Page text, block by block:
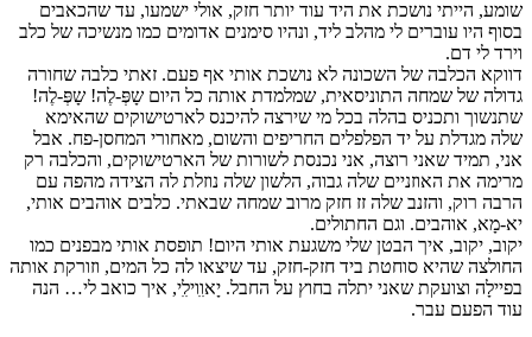
שומע, הייתי נושכת את היד עוד יותר חזק, אולי ישמעו, עד שהכאבים
בסוף היו עוברים לי מהלב ליד, ונהיו סימנים אדומים כמו מנשיכה של כלב
וירד לי דם.
דווקא הכלבה של השכונה לא נושכת אותי אף פעם. זאתי כלבה שחורה
גדולה של שמחה התוניסאית, שמלמדת אותה כל היום שָפְּ-לֶה! שָפְּ-לֶה!
שתנשוך ותכניס בהלה בכל מי שירצה להיכנס לארטישוקים שהאימא
שלה מגדלת על יד הפלפלים החריפים והשום, מאחורי המחסן-פח. אבל
אני, תמיד שאני רוצה, אני נכנסת לשורות של הארטישוקים, והכלבה רק
מרימה את האוזניים שלה גבוה, הלשון שלה נוזלת לה הצידה מהפה עם
הרבה רוק, והזנב שלה זז חזק מרוב שמחה שבאתי. כלבים אוהבים אותי,
יא-מָא, אוהבים. וגם החתולים.
יקוב, יקוב, איך הבטן שלי משגעת אותי היום! תופסת אותי מבפנים כמו
החולצה שהיא סוחטת ביד חזק-חזק, עד שיצאו לה כל המים, וזורקת אותה
בפיילָה וצועקת שאני יתלה בחוץ על החבל. יָאוִִוילִִי, איך כואב לי… הנה
עוד הפעם עבר.